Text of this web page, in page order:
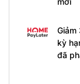
Giảm
kỳ
đã